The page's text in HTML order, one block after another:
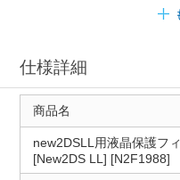
仕様詳細
商品名
new2DSLL用液晶保護フ
[New2DS LL] [N2F1988]